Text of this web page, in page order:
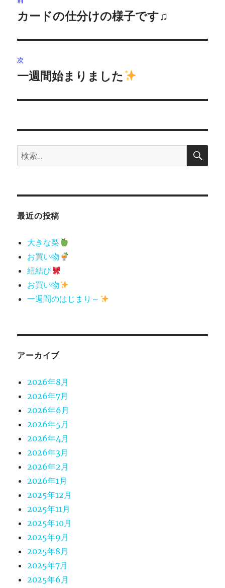
稿
ビ
ゲ
ー
ン
前
投
稿:
カードの仕分けの様子です♫
次
次
投
一週間始まりました
検
索:
検
最近の投稿
大きな梨
お買い物
紐結び
お買い物
一週間のはじまり～
アーカイブ
2026年8月
2026年7月
2026年6月
2026年5月
2026年4月
2026年3月
2026年2月
2026年1月
2025年12月
2025年11月
2025年10月
2025年9月
2025年8月
2025年7月
2025年6月